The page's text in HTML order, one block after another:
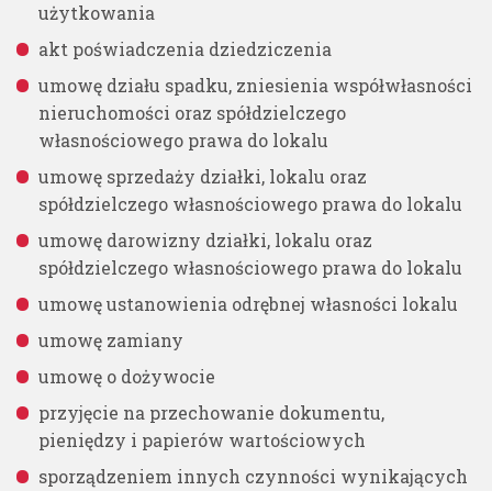
użytkowania
akt poświadczenia dziedziczenia
umowę działu spadku, zniesienia współwłasności
nieruchomości oraz spółdzielczego
własnościowego prawa do lokalu
umowę sprzedaży działki, lokalu oraz
spółdzielczego własnościowego prawa do lokalu
umowę darowizny działki, lokalu oraz
spółdzielczego własnościowego prawa do lokalu
umowę ustanowienia odrębnej własności lokalu
umowę zamiany
umowę o dożywocie
przyjęcie na przechowanie dokumentu,
pieniędzy i papierów wartościowych
sporządzeniem innych czynności wynikających